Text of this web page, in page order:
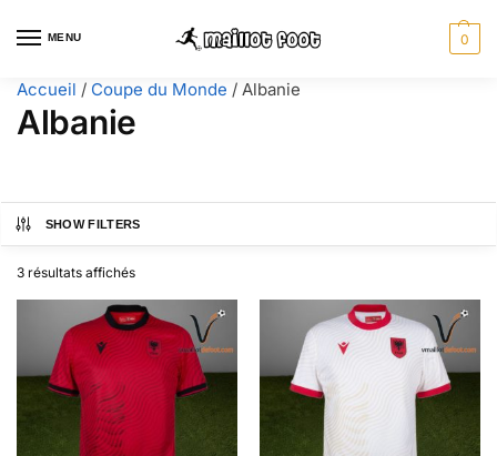
MENU 0
Accueil / Coupe du Monde / Albanie
Albanie
SHOW FILTERS
3 résultats affichés